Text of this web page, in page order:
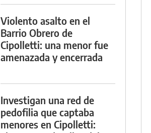
Violento asalto en el
Barrio Obrero de
Cipolletti: una menor fue
amenazada y encerrada
Investigan una red de
pedofilia que captaba
menores en Cipolletti: